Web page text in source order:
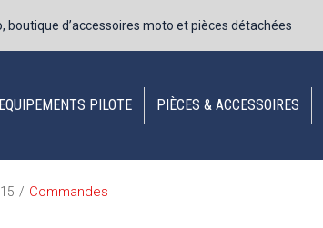
d’accessoires moto et pièces détachées
EQUIPEMENTS PILOTE PIÈCES & ACCESSOIRES
/ Commandes